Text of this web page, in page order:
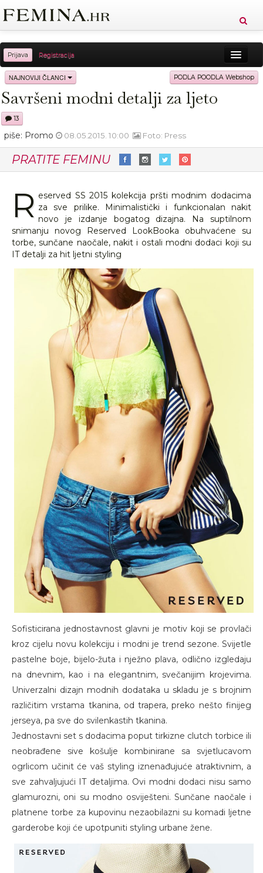
Prijava Registracija
Sreća Zdravlje Vitkost
Moda Ljubav Relax Putovanja Recepti
NAJNOVIJI ČLANCI PODLA POODLA Webshop
Savršeni modni detalji za ljeto
13
piše: Promo 08.05.2015. 10:00 Foto: Press
PRATITE FEMINU
R eserved SS 2015 kolekcija pršti modnim dodacima
za sve prilike. Minimalistički i funkcionalan nakit
novo je izdanje bogatog dizajna. Na suptilnom
snimanju novog Reserved LookBooka obuhvaćene su
torbe, sunčane naočale, nakit i ostali modni dodaci koji su
IT detalji za hit ljetni styling
Sofisticirana jednostavnost glavni je motiv koji se provlači
kroz cijelu novu kolekciju i modni je trend sezone. Svijetle
pastelne boje, bijelo-žuta i nježno plava, odlično izgledaju
na dnevnim, kao i na elegantnim, svečanijim krojevima.
Univerzalni dizajn modnih dodataka u skladu je s brojnim
različitim vrstama tkanina, od trapera, preko nešto finijeg
jerseya, pa sve do svilenkastih tkanina.
Jednostavni set s dodacima poput tirkizne clutch torbice ili
neobrađene sive košulje kombinirane sa svjetlucavom
ogrlicom učinit će vaš styling iznenađujuće atraktivnim, a
sve zahvaljujući IT detaljima. Ovi modni dodaci nisu samo
glamurozni, oni su modno osviješteni. Sunčane naočale i
platnene torbe za kupovinu nezaobilazni su komadi ljetne
garderobe koji će upotpuniti styling urbane žene.